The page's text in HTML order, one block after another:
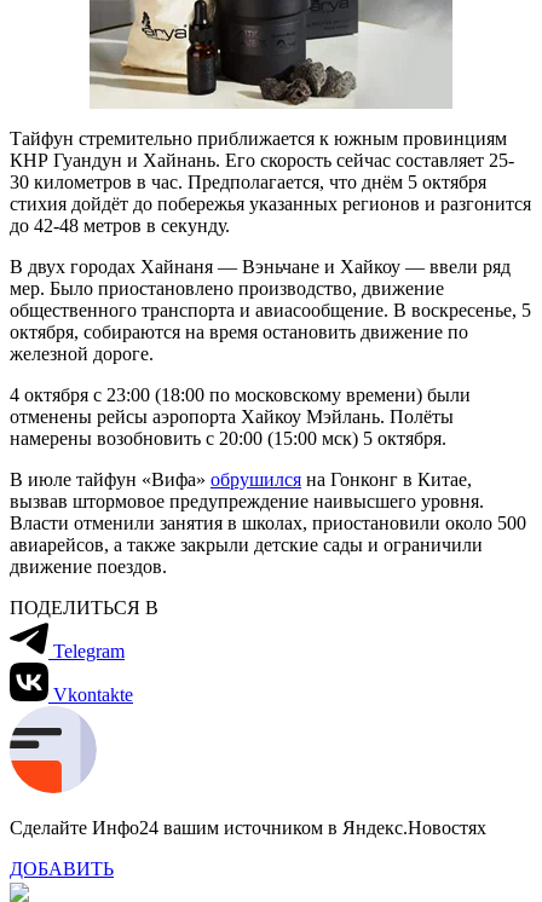
Тайфун стремительно приближается к южным провинциям
КНР Гуандун и Хайнань. Его скорость сейчас составляет 25-
30 километров в час. Предполагается, что днём 5 октября
стихия дойдёт до побережья указанных регионов и разгонится
до 42-48 метров в секунду.
В двух городах Хайнаня — Вэньчане и Хайкоу — ввели ряд
мер. Было приостановлено производство, движение
общественного транспорта и авиасообщение. В воскресенье, 5
октября, собираются на время остановить движение по
железной дороге.
4 октября с 23:00 (18:00 по московскому времени) были
отменены рейсы аэропорта Хайкоу Мэйлань. Полёты
намерены возобновить с 20:00 (15:00 мск) 5 октября.
В июле тайфун «Вифа» обрушился на Гонконг в Китае,
вызвав штормовое предупреждение наивысшего уровня.
Власти отменили занятия в школах, приостановили около 500
авиарейсов, а также закрыли детские сады и ограничили
движение поездов.
ПОДЕЛИТЬСЯ В
Telegram
Vkontakte
Сделайте Инфо24 вашим источником в Яндекс.Новостях
ДОБАВИТЬ